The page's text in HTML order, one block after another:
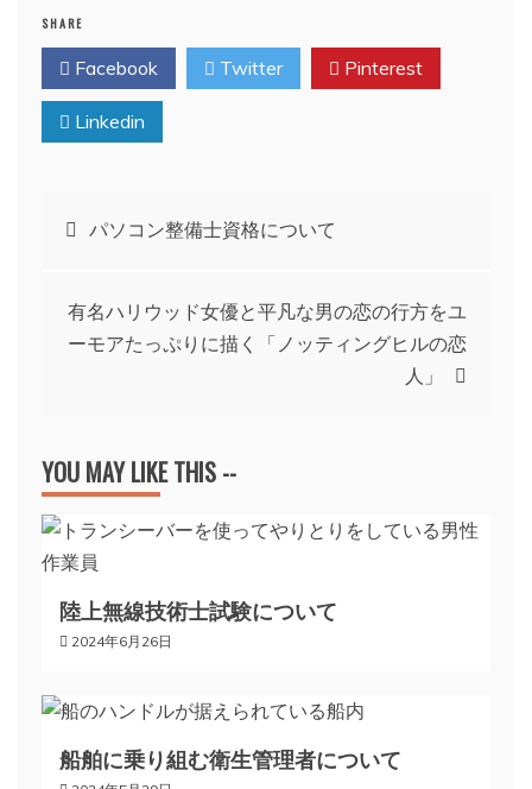
SHARE
Facebook Twitter Pinterest
Linkedin
投
ナ
ゲ
ー
シ
ン
パソコン整備士資格について
有名ハリウッド女優と平凡な男の恋の行方をユ
ーモアたっぷりに描く「ノッティングヒルの恋
人」
YOU MAY LIKE THIS --
陸上無線技術士試験について
2024年6月26日
船舶に乗り組む衛生管理者について